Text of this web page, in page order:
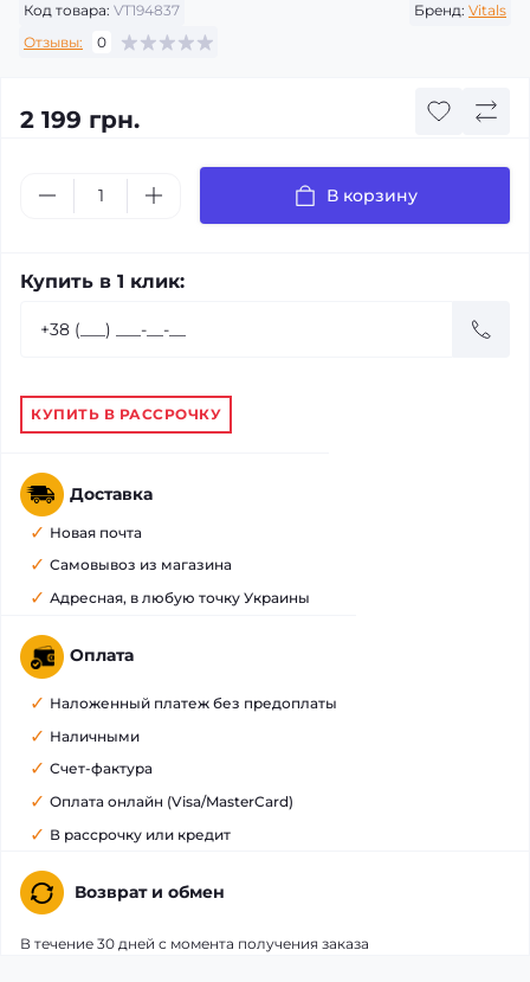
Код товара: VT194837 Бренд: Vitals
Отзывы:
0
2 199 грн.
В корзину
Купить в 1 клик:
КУПИТЬ В РАССРОЧКУ
Доставка
Новая почта
Самовывоз из магазина
Адресная, в любую точку Украины
Оплата
Наложенный платеж без предоплаты
Наличными
Счет-фактура
Оплата онлайн (Visa/MasterCard)
В рассрочку или кредит
Возврат и обмен
В течение 30 дней с момента получения заказа